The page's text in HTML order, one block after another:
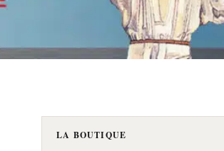
LA BOUTIQUE